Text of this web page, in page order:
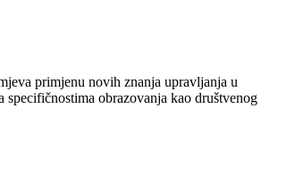
primjenu novih znanja upravljanja u
obrazovanja kao društvenog